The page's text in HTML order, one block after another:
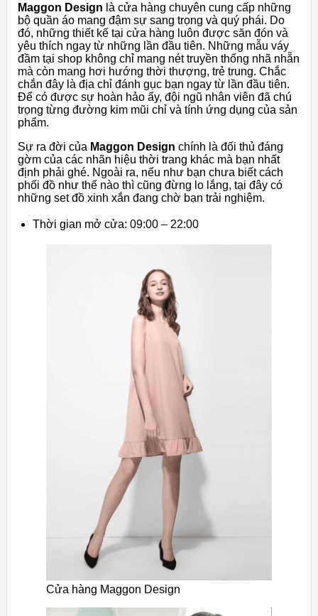
Maggon Design là cửa hàng chuyên cung cấp những
bộ quần áo mang đậm sự sang trọng và quý phái. Do
đó, những thiết kế tại cửa hàng luôn được săn đón và
yêu thích ngay từ những lần đầu tiên. Những mẫu váy
đầm tại shop không chỉ mang nét truyền thống nhã nhẵn
mà còn mang hơi hướng thời thượng, trẻ trung. Chắc
chắn đây là địa chỉ đánh gục bạn ngay từ lần đầu tiên.
Để có được sự hoàn hảo ấy, đội ngũ nhân viên đã chú
trọng từng đường kim mũi chỉ và tính ứng dụng của sản
phẩm.
Sự ra đời của Maggon Design chính là đối thủ đáng
gờm của các nhãn hiệu thời trang khác mà bạn nhất
định phải ghé. Ngoài ra, nếu như bạn chưa biết cách
phối đồ như thế nào thì cũng đừng lo lắng, tại đây có
những set đồ xinh xắn đang chờ bạn trải nghiệm.
Thời gian mở cửa: 09:00 – 22:00
Cửa hàng Maggon Design